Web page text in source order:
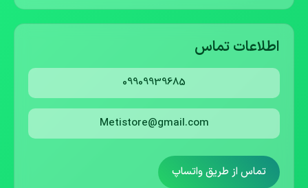
اطلاعات تماس
09909939685
Metistore@gmail.com
تماس از طریق واتساپ